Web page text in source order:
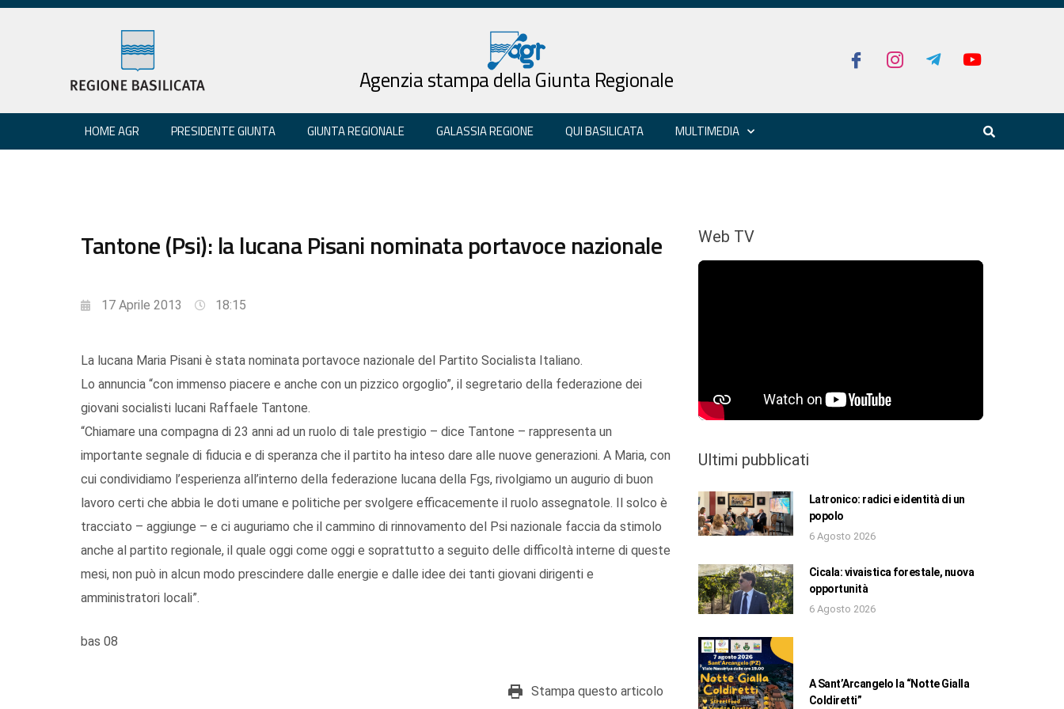
Agenzia stampa della Giunta Regionale
HOME AGR PRESIDENTE GIUNTA GIUNTA REGIONALE GALASSIA REGIONE QUI BASILICATA MULTIMEDIA
Tantone (Psi): la lucana Pisani nominata portavoce nazionale
17 Aprile 2013 18:15
La lucana Maria Pisani è stata nominata portavoce nazionale del Partito Socialista Italiano.
Lo annuncia “con immenso piacere e anche con un pizzico orgoglio”, il segretario della federazione dei
giovani socialisti lucani Raffaele Tantone.
“Chiamare una compagna di 23 anni ad un ruolo di tale prestigio – dice Tantone – rappresenta un
importante segnale di fiducia e di speranza che il partito ha inteso dare alle nuove generazioni. A Maria, con
cui condividiamo l’esperienza all’interno della federazione lucana della Fgs, rivolgiamo un augurio di buon
lavoro certi che abbia le doti umane e politiche per svolgere efficacemente il ruolo assegnatole. Il solco è
tracciato – aggiunge – e ci auguriamo che il cammino di rinnovamento del Psi nazionale faccia da stimolo
anche al partito regionale, il quale oggi come oggi e soprattutto a seguito delle difficoltà interne di queste
mesi, non può in alcun modo prescindere dalle energie e dalle idee dei tanti giovani dirigenti e
amministratori locali”.
bas 08
Stampa questo articolo
Web TV
Ultimi pubblicati
Latronico: radici e identità di un
popolo
6 Agosto 2026
Cicala: vivaistica forestale, nuova
opportunità
6 Agosto 2026
A Sant’Arcangelo la “Notte Gialla
Coldiretti”